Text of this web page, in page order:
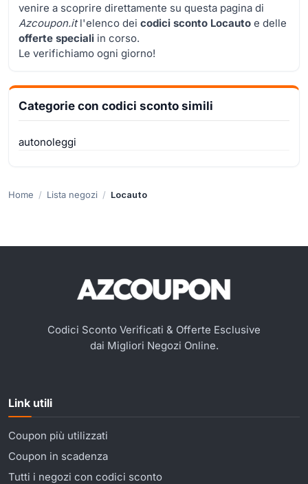
venire a scoprire direttamente su questa pagina di
Azcoupon.itl'elenco dei codici sconto Locauto e delle
offerte speciali in corso.
Le verifichiamo ogni giorno!
Categorie con codici sconto simili
autonoleggi
Home Lista negozi Locauto
Codici Sconto Verificati & Offerte Esclusive
dai Migliori Negozi Online.
Link utili
Coupon più utilizzati
Coupon in scadenza
Tutti i negozi con codici sconto